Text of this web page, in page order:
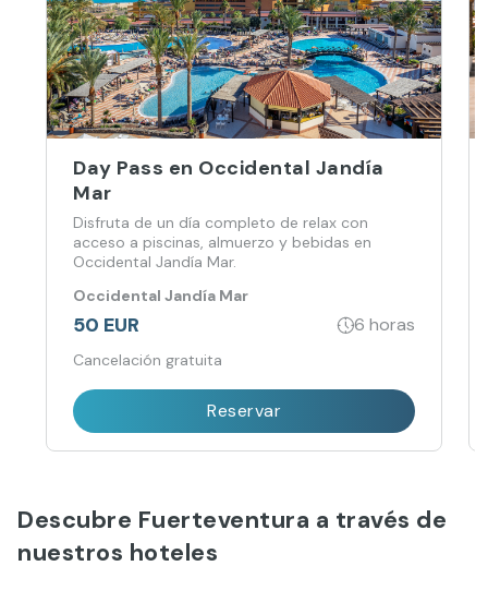
Day Pass en Occidental Jandía
Mar
Disfruta de un día completo de relax con
acceso a piscinas, almuerzo y bebidas en
Occidental Jandía Mar.
Occidental Jandía Mar
50 EUR 6 horas
Cancelación gratuita
Reservar
Descubre Fuerteventura a través de
nuestros hoteles